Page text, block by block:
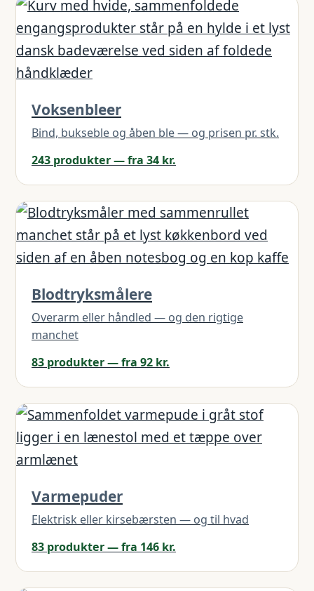
Voksenbleer
Bind, bukseble og åben ble — og prisen pr. stk.
243 produkter — fra 34 kr.
Blodtryksmålere
Overarm eller håndled — og den rigtige
manchet
83 produkter — fra 92 kr.
Varmepuder
Elektrisk eller kirsebærsten — og til hvad
83 produkter — fra 146 kr.